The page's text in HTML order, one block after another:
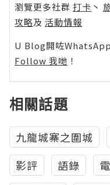
瀏覽更多社群 打卡 丶
攻略及 活動情報
U Blog開咗
Follow 我哋 ！
相關話題
九龍城寨之圍城
影評
語錄